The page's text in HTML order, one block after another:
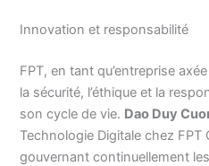
Innovation et responsabilité
FPT, en tant qu’entreprise
la sécurité, l’éthique et la
son cycle de vie. Dao Duy
Technologie Digitale chez
gouvernant continuellement